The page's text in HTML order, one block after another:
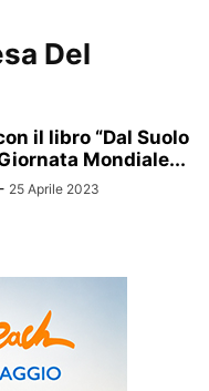
Del
il libro “Dal Suolo
Mondiale...
- 25 Aprile 2023